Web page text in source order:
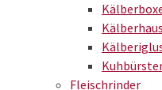
Kälberhaus
Fleischrinder